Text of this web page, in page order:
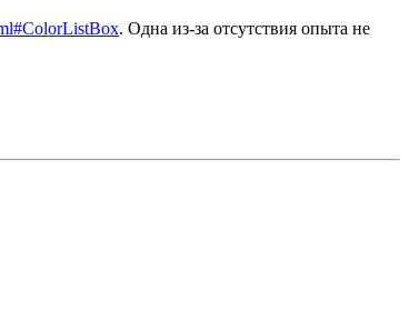
. Одна из-за отсутствия опыта не